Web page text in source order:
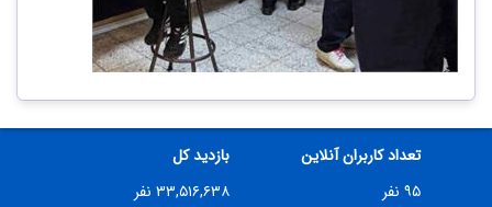
تعداد کاربران آنلاین
۹۵ نفر
بازدید کل
۳۳,۵۱۶,۶۳۸ نفر